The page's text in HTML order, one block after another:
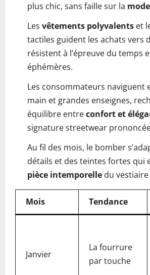
plus chic, sans faille sur la
Les vêtements polyvalents et
tactiles guident les achats vers
résistent à l’épreuve du temps
éphémères.
Les consommateurs naviguent
main et grandes enseignes,
équilibre entreconfort et
signature streetwear
Au fil des mois, le bomber
détails et des teintes fortes qui
pièce intemporelle du
Mois Tendance
Janvier
La fourrure
par touche